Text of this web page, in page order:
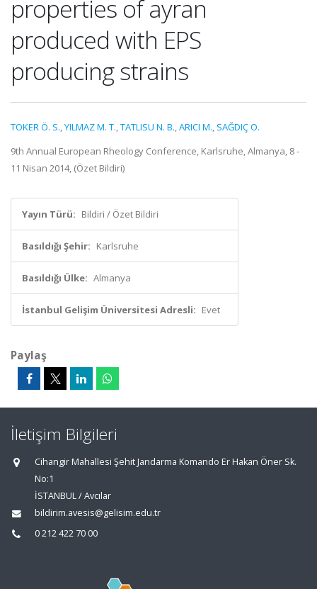
properties of ayran
produced with EPS
producing strains
TOKER Ö. S.,YILMAZ M. T.,TATLISU N. B.,ARICI M., SAĞDIÇ O.
9th Annual European Rheology Conference, Karlsruhe, Almanya, 8 -
11 Nisan 2014, (Özet Bildiri)
Yayın Türü: Bildiri / Özet Bildiri
Basıldığı Şehir: Karlsruhe
Basıldığı Ülke: Almanya
İstanbul Gelişim Üniversitesi Adresli: Evet
Paylaş
İletişim Bilgileri
Cihangir Mahallesi Şehit Jandarma Komando Er Hakan Öner Sk.
No:1
İSTANBUL / Avcılar
bildirim.avesis@gelisim.edu.tr
0 212 422 70 00